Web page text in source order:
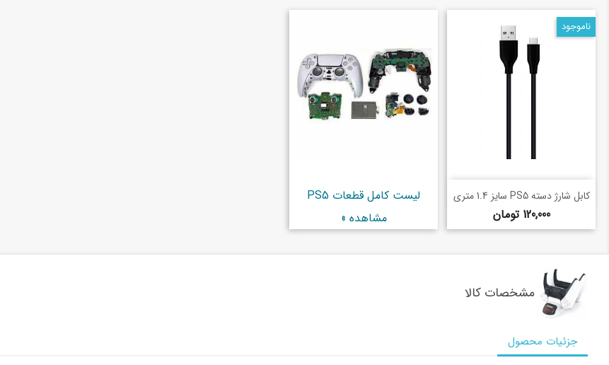
کابل شارژ دسته PS5 سایز 1.4 متری
قیمت 120,000 تومان
ناموجود
shopping_basketخرید سریع
لیست کامل قطعات PS5
مشاهده »
مشخصات کالا
جزئیات محصول